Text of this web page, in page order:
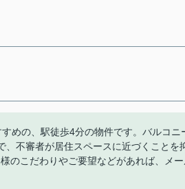
めの、駅徒歩4分の物件です。バルコニ
不審者が居住スペースに近づくことを
のこだわりやご要望などがあれば、メ